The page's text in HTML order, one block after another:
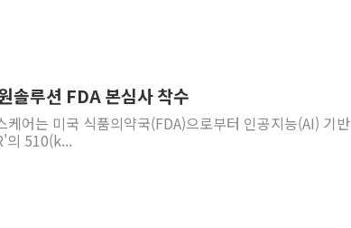
솔루션 FDA 본심사 착수
어는 미국 식품의약국(FDA)으로부터 인공지능(AI) 기반
의 510(k...